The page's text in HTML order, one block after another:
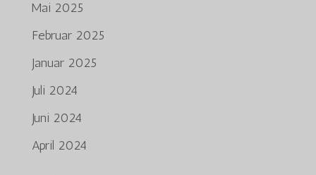
Mai 2025
Februar 2025
Januar 2025
Juli 2024
Juni 2024
April 2024